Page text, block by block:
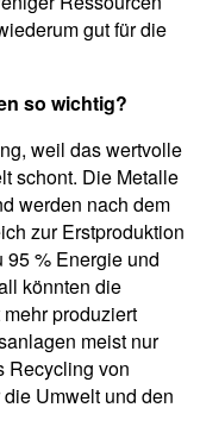
gut für die
so wichtig?
weil das wertvolle
schont. Die Metalle
werden nach dem
zur Erstproduktion
% Energie und
könnten die
produziert
meist nur
Recycling von
Umwelt und den